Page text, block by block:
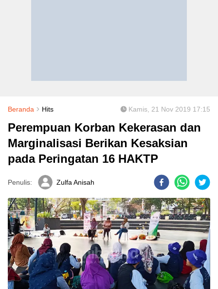
Beranda Hits Kamis, 21 Nov 2019 17:15
Perempuan Korban Kekerasan dan
Marginalisasi Berikan Kesaksian
pada Peringatan 16 HAKTP
Penulis: Zulfa Anisah